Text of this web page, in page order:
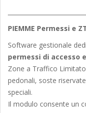
PIEMME Permessi e
Software gestionale
permessi di accesso
Zone a Traffico
pedonali, soste
speciali.
Il modulo consente un